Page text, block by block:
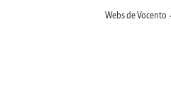
Webs de Vocento